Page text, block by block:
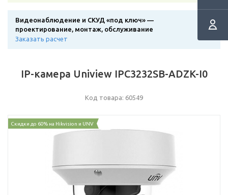
Видеонаблюдение и СКУД «под ключ» —
проектирование, монтаж, обслуживание
Заказать расчет
IP-камера Uniview IPC3232SB-ADZK-I0
Код товара: 60549
Скидки до 60% на Hikvision и UNV